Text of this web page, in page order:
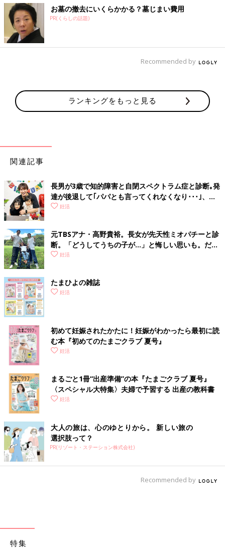
お墓の撤去にいくらかかる？墓じまい費用
PR(くらしの話題)
Recommended by
ランキングをもっと見る
関連記事
長男が3歳で知的障害と自閉スペクトラム症と診断｡発
達が後退して｢パパとも言ってくれなくなり･･･｣、元
プロバスケ選手･岡田優介
妊活
元TBSアナ・高野貴裕。長女が先天性ミオパチーと診
断。「どうしてうちの子が…」と悔しい思いも。だか
らこそ、娘との時間を全力で楽しみたい
妊活
たまひよの雑誌
妊活
初めて妊娠されたかたに！妊娠がわかったら最初に読
む本『初めてのたまごクラブ 夏号』
妊活
まるごと1冊“出産準備”の本『たまごクラブ 夏号』
〈スペシャル大特集〉夫婦で予習する 出産の教科書
妊活
大人の旅は、心のゆとりから。 新しい旅の
選択肢って？
PR(リゾート・ステーション株式会社)
Recommended by
特集